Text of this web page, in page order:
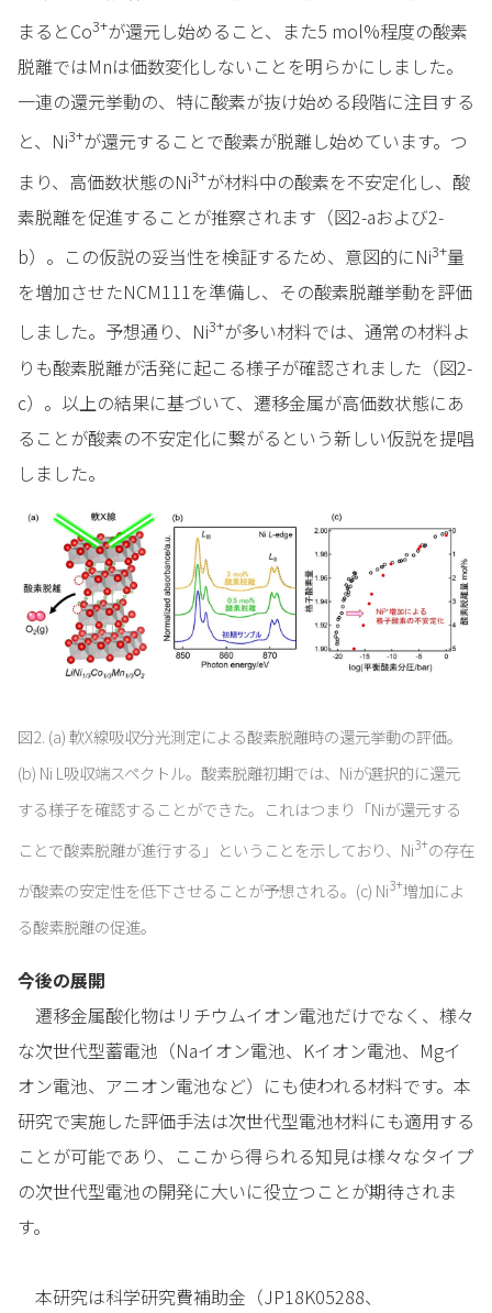
まるとCo3+が還元し始めること、また5 mol%程度の酸素
脱離ではMnは価数変化しないことを明らかにしました。
一連の還元挙動の、特に酸素が抜け始める段階に注目する
と、Ni3+が還元することで酸素が脱離し始めています。つ
まり、高価数状態のNi3+が材料中の酸素を不安定化し、酸
素脱離を促進することが推察されます（図2-aおよび2-
b）。この仮説の妥当性を検証するため、意図的にNi3+量
を増加させたNCM111を準備し、その酸素脱離挙動を評価
しました。予想通り、Ni3+が多い材料では、通常の材料よ
りも酸素脱離が活発に起こる様子が確認されました（図2-
c）。以上の結果に基づいて、遷移金属が高価数状態にあ
ることが酸素の不安定化に繋がるという新しい仮説を提唱
しました。
図2. (a) 軟X線吸収分光測定による酸素脱離時の還元挙動の評価。
(b) Ni L吸収端スペクトル。酸素脱離初期では、Niが選択的に還元
する様子を確認することができた。これはつまり「Niが還元する
ことで酸素脱離が進行する」ということを示しており、Ni3+の存在
が酸素の安定性を低下させることが予想される。(c) Ni3+増加によ
る酸素脱離の促進。
今後の展開
遷移金属酸化物はリチウムイオン電池だけでなく、様々
な次世代型蓄電池（Naイオン電池、Kイオン電池、Mgイ
オン電池、アニオン電池など）にも使われる材料です。本
研究で実施した評価手法は次世代型電池材料にも適用する
ことが可能であり、ここから得られる知見は様々なタイプ
の次世代型電池の開発に大いに役立つことが期待されま
す。
本研究は科学研究費補助金（JP18K05288、